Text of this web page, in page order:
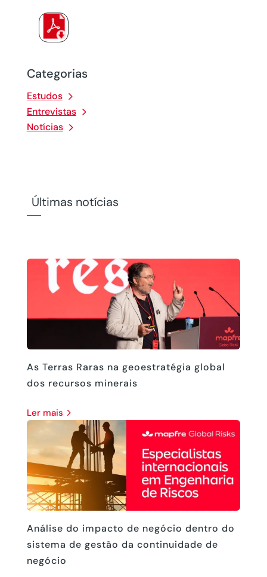
Categorias
Estudos
Entrevistas
Notícias
Últimas notícias
As Terras Raras na geoestratégia global
dos recursos minerais
ler mais
Análise do impacto de negócio dentro do
sistema de gestão da continuidade de
negócio